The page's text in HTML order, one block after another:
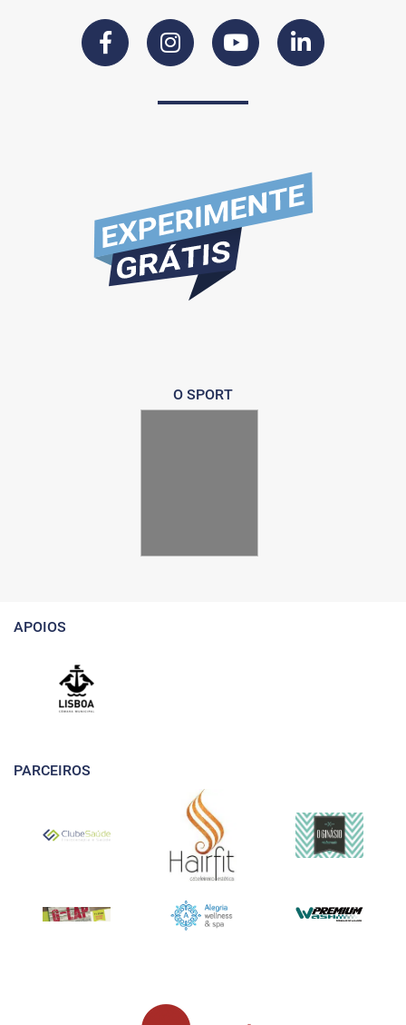
O SPORT
APOIOS
PARCEIROS